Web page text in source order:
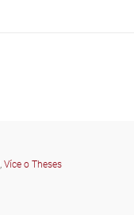
, Více o Theses